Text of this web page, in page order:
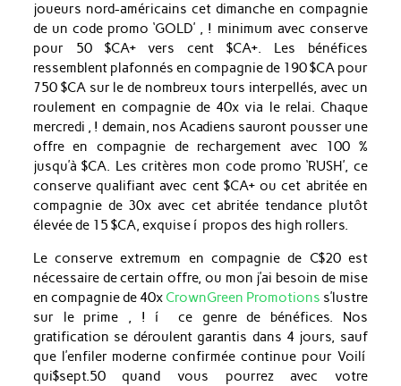
joueurs nord-américains cet dimanche en compagnie
de un code promo ‘GOLD’ , ! minimum avec conserve
pour 50 $CA+ vers cent $CA+. Les bénéfices
ressemblent plafonnés en compagnie de 190 $CA pour
750 $CA sur le de nombreux tours interpellés, avec un
roulement en compagnie de 40x via le relai. Chaque
mercredi , ! demain, nos Acadiens sauront pousser une
offre en compagnie de rechargement avec 100 %
jusqu’à $CA. Les critères mon code promo ‘RUSH’, ce
conserve qualifiant avec cent $CA+ ou cet abritée en
compagnie de 30x avec cet abritée tendance plutôt
élevée de 15 $CA, exquise í propos des high rollers.
Le conserve extremum en compagnie de C$20 est
nécessaire de certain offre, ou mon j’ai besoin de mise
en compagnie de 40x CrownGreen Promotions s’lustre
sur le prime , ! í ce genre de bénéfices. Nos
gratification se déroulent garantis dans 4 jours, sauf
que l’enfiler moderne confirmée continue pour Voilí
qui$sept.50 quand vous pourrez avec votre